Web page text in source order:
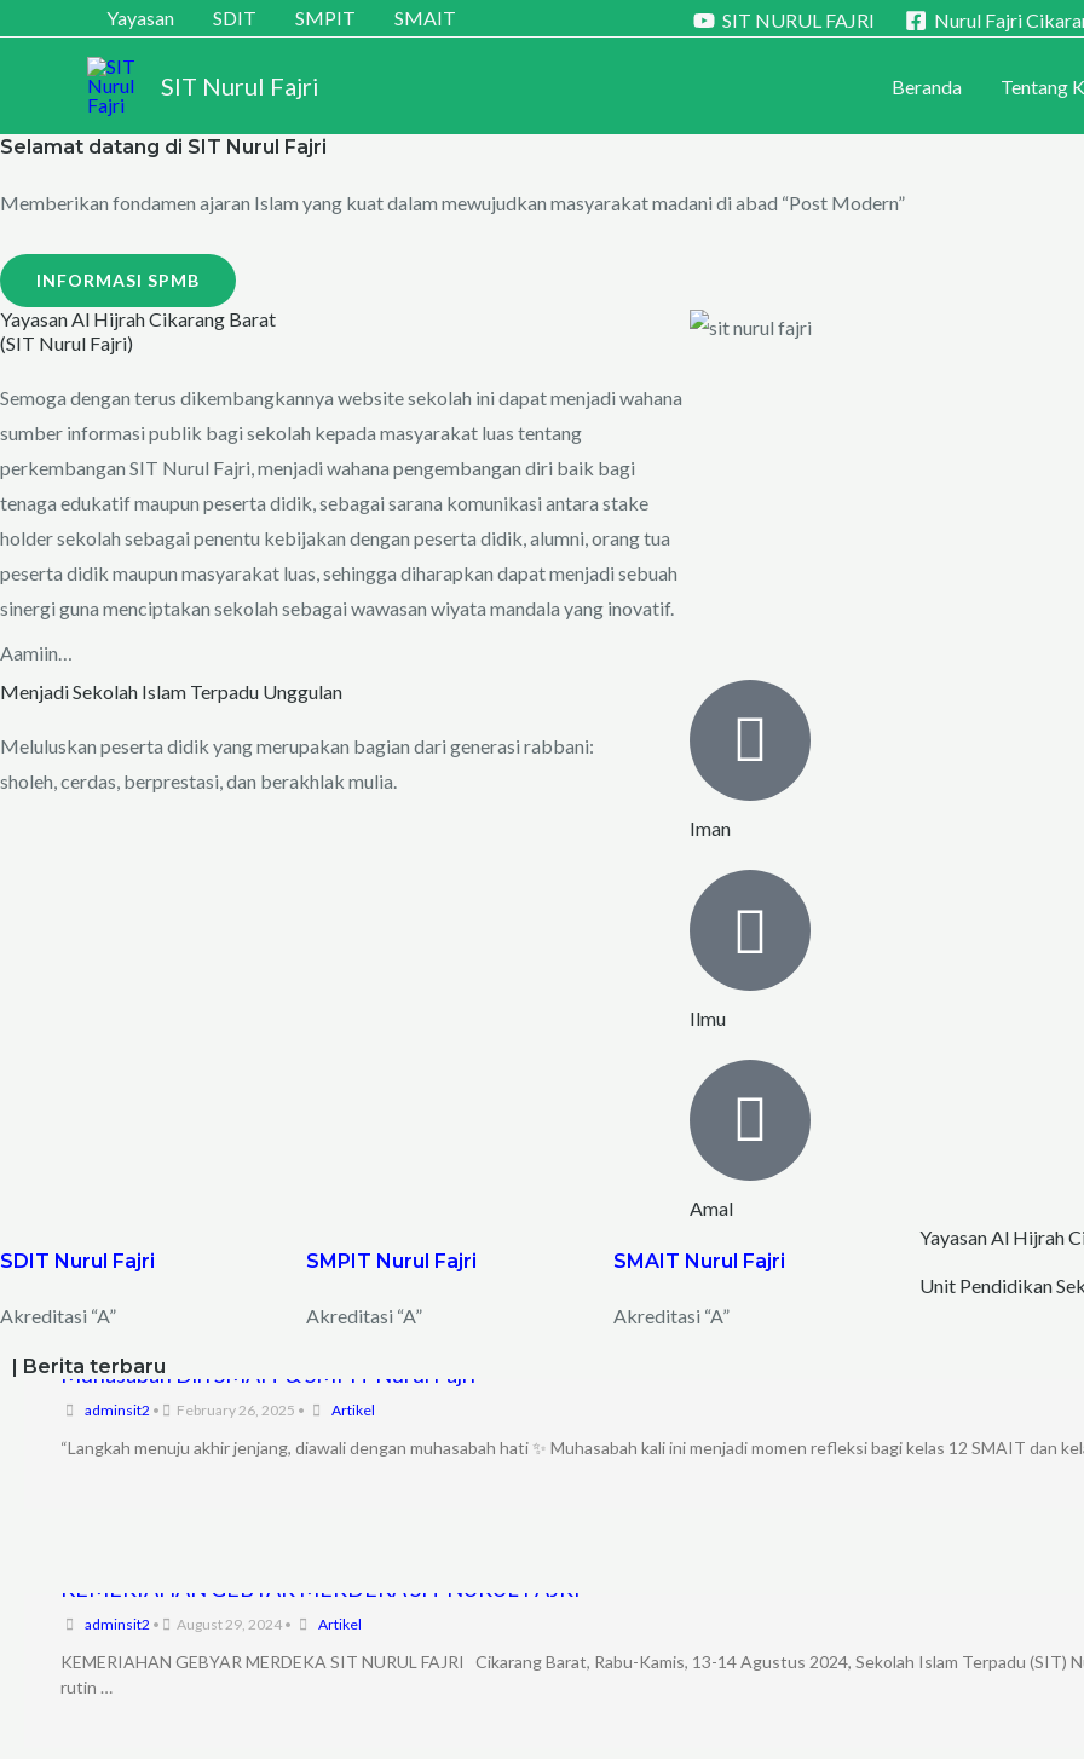
Yayasan SDIT SMPIT SMAIT SIT NURUL FAJRI Nurul Fajri
SIT Nurul Fajri Beranda Tentang
Selamat datang di SIT Nurul Fajri
Memberikan fondamen ajaran Islam yang kuat dalam mewujudkan masyarakat madani di abad “Post Modern”
INFORMASI SPMB
Yayasan Al Hijrah Cikarang Barat
(SIT Nurul Fajri)
Semoga dengan terus dikembangkannya website sekolah ini dapat menjadi wahana
sumber informasi publik bagi sekolah kepada masyarakat luas tentang
perkembangan SIT Nurul Fajri, menjadi wahana pengembangan diri baik bagi
tenaga edukatif maupun peserta didik, sebagai sarana komunikasi antara stake
holder sekolah sebagai penentu kebijakan dengan peserta didik, alumni, orang tua
peserta didik maupun masyarakat luas, sehingga diharapkan dapat menjadi sebuah
sinergi guna menciptakan sekolah sebagai wawasan wiyata mandala yang inovatif.
Aamiin…
Menjadi Sekolah Islam Terpadu Unggulan
Meluluskan peserta didik yang merupakan bagian dari generasi rabbani:
sholeh, cerdas, berprestasi, dan berakhlak mulia.
Iman
Ilmu
Amal
SDIT Nurul Fajri
Akreditasi “A”
SMPIT Nurul Fajri
Akreditasi “A”
SMAIT Nurul Fajri
Akreditasi “A”
Yayasan Al Hijrah
Unit Pendidikan
| Berita terbaru
Muhasabah Diri SMAIT & SMPIT Nurul Fajri
adminsit2 • February 26, 2025 • Artikel
“Langkah menuju akhir jenjang, diawali dengan muhasabah hati ✨ Muhasabah kali ini menjadi momen refleksi bagi kelas 12 SMAIT dan
KEMERIAHAN GEBYAR MERDEKA SIT NURUL FAJRI
adminsit2 • August 29, 2024 • Artikel
KEMERIAHAN GEBYAR MERDEKA SIT NURUL FAJRI Cikarang Barat, Rabu-Kamis, 13-14 Agustus 2024, Sekolah Islam Terpadu (SIT)
rutin …